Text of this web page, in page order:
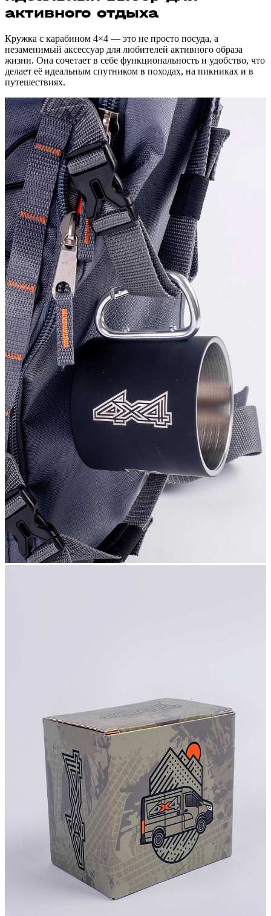
активного отдыха
Кружка с карабином 4×4 — это не просто посуда, а
незаменимый аксессуар для любителей активного образа
жизни. Она сочетает в себе функциональность и удобство, что
делает её идеальным спутником в походах, на пикниках и в
путешествиях.